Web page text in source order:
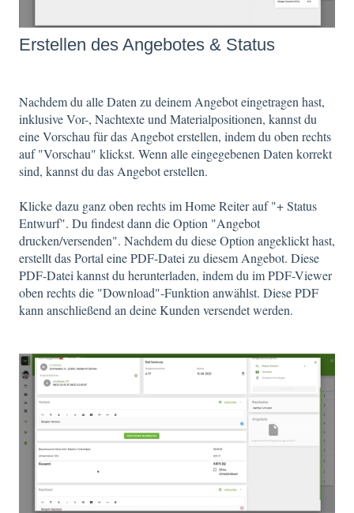
Erstellen des Angebotes & Status
Nachdem du alle Daten zu deinem Angebot eingetragen hast,
inklusive Vor-, Nachtexte und Materialpositionen, kannst du
eine Vorschau für das Angebot erstellen, indem du oben rechts
auf "Vorschau" klickst. Wenn alle eingegebenen Daten korrekt
sind, kannst du das Angebot erstellen.
Klicke dazu ganz oben rechts im Home Reiter auf "+ Status
Entwurf". Du findest dann die Option "Angebot
drucken/versenden". Nachdem du diese Option angeklickt hast,
erstellt das Portal eine PDF-Datei zu diesem Angebot. Diese
PDF-Datei kannst du herunterladen, indem du im PDF-Viewer
oben rechts die "Download"-Funktion anwählst. Diese PDF
kann anschließend an deine Kunden versendet werden.